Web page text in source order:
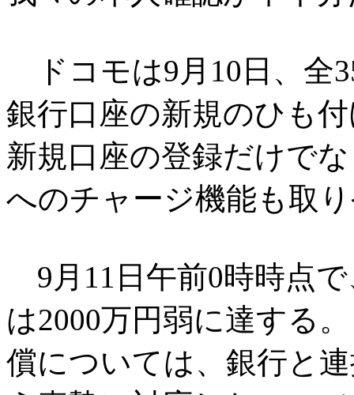
ドコモは9月10日、全
銀行口座の新規のひも
新規口座の登録だけで
へのチャージ機能も取
9月11日午前0時時点
は2000万円弱に達する
償については、銀行と